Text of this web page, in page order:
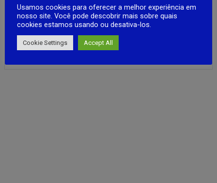
Wreckfest, o jogo de corrida e combate veicular mais
insano que existe! Aqui, vencer não é só cruzar a linha de
Brutal:Monte o carro dos seus pesadelos com blindagens
pesadas, …
FULL ARTICLE
Usamos cookies para oferecer a melhor experiência em
nosso site. Você pode descobrir mais sobre quais
cookies estamos usando ou desativa-los.
Cookie Settings Accept All